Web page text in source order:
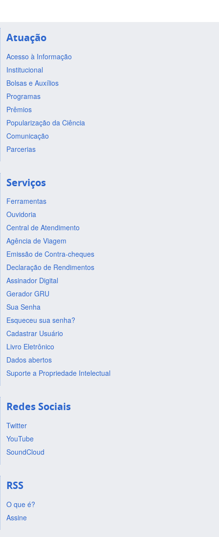
Atuação
Acesso à Informação
Institucional
Bolsas e Auxílios
Programas
Prêmios
Popularização da Ciência
Comunicação
Parcerias
Serviços
Ferramentas
Ouvidoria
Central de Atendimento
Agência de Viagem
Emissão de Contra-cheques
Declaração de Rendimentos
Assinador Digital
Gerador GRU
Sua Senha
Esqueceu sua senha?
Cadastrar Usuário
Livro Eletrônico
Dados abertos
Suporte a Propriedade Intelectual
Redes Sociais
Twitter
YouTube
SoundCloud
RSS
O que é?
Assine